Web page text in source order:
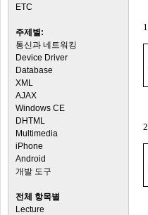
ETC
주제별:
통신과 네트워킹
Device Driver
Database
XML
AJAX
Windows CE
DHTML
Multimedia
iPhone
Android
개발 도구
전체 항목별
Lecture
1.
2.